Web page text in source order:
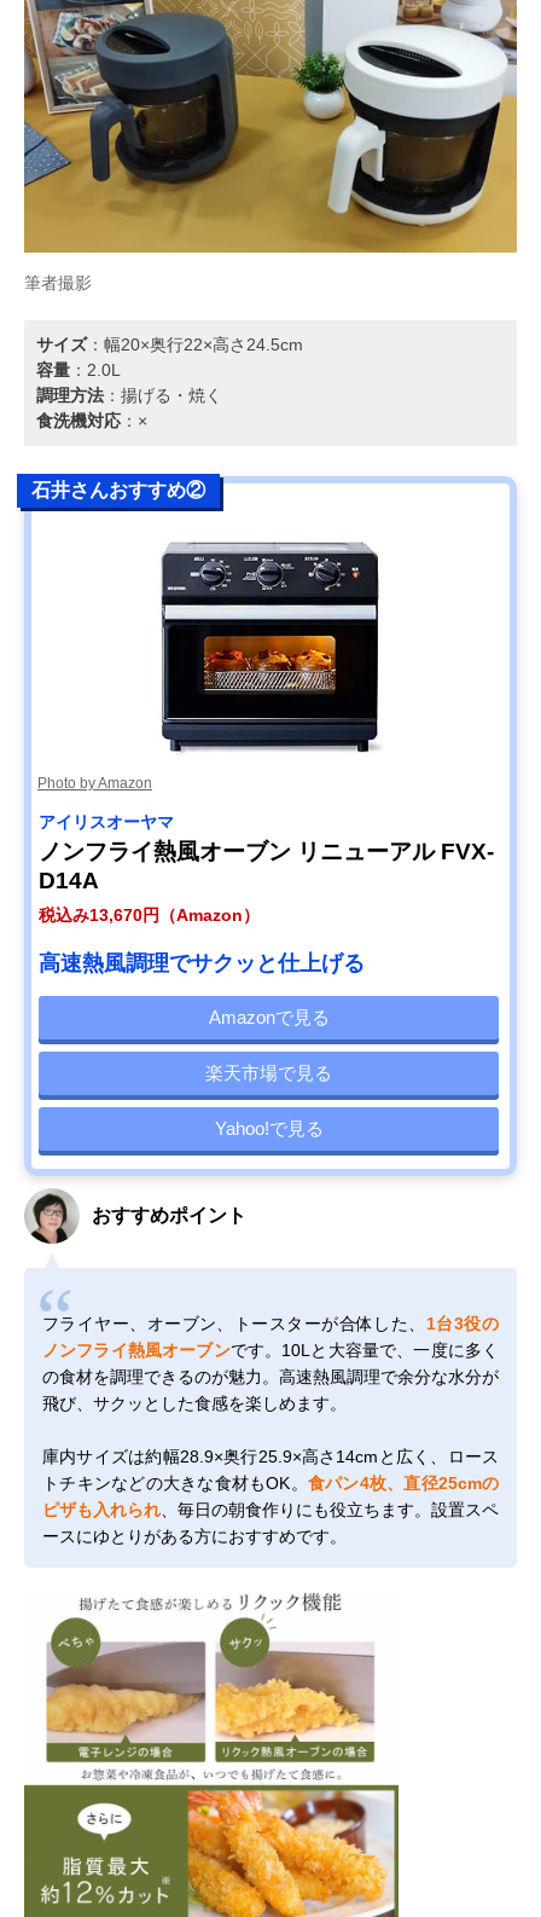
筆者撮影
サイズ：幅20×奥行22×高さ24.5cm
容量 ：2.0L
調理方法 ：揚げる・焼く
食洗機対応 ：×
石井さんおすすめ②
Photo by Amazon
アイリスオーヤマ
ノンフライ熱風オーブン リニューアル FVX-
D14A
税込み13,670円（Amazon）
高速熱風調理でサクッと仕上げる
Amazonで見る
楽天市場で見る
Yahoo!で見る
おすすめポイント
フライヤー、オーブン、トースターが合体した、 1台3役の
ノンフライ熱風オーブンです。10Lと大容量で、一度に多く
の食材を調理できるのが魅力。高速熱風調理で余分な水分が
飛び、サクッとした食感を楽しめます。
庫内サイズは約幅28.9×奥行25.9×高さ14cmと広く、ロース
トチキンなどの大きな食材もOK。 食パン4枚、直径25cmの
ピザも入れられ 、毎日の朝食作りにも役立ちます。設置スペ
ースにゆとりがある方におすすめです。